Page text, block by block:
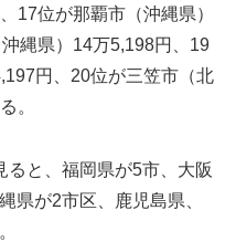
17位が那覇市（沖縄県）
縄県）14万5,198円、19
円、20位が三笠市（北
。
ると、福岡県が5市、大阪
県が2市区、鹿児島県、